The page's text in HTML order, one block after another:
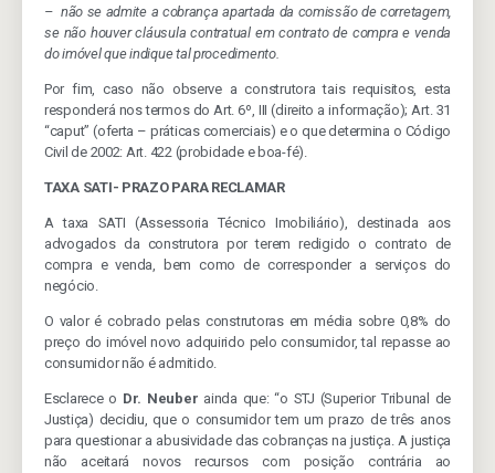
– não se admite a cobrança apartada da comissão de corretagem,
se não houver cláusula contratual em contrato de compra e venda
do imóvel que indique tal procedimento.
Por fim, caso não observe a construtora tais requisitos, esta
responderá nos termos do Art. 6º, III (direito a informação); Art. 31
“caput” (oferta – práticas comerciais) e o que determina o Código
Civil de 2002: Art. 422 (probidade e boa-fé).
TAXA SATI- PRAZO PARA RECLAMAR
A taxa SATI (Assessoria Técnico Imobiliário), destinada aos
advogados da construtora por terem redigido o contrato de
compra e venda, bem como de corresponder a serviços do
negócio.
O valor é cobrado pelas construtoras em média sobre 0,8% do
preço do imóvel novo adquirido pelo consumidor, tal repasse ao
consumidor não é admitido.
Esclarece o Dr. Neuber ainda que: “o STJ (Superior Tribunal de
Justiça) decidiu, que o consumidor tem um prazo de três anos
para questionar a abusividade das cobranças na justiça. A justiça
não aceitará novos recursos com posição contrária ao